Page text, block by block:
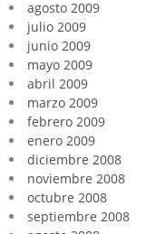
agosto 2009
julio 2009
junio 2009
mayo 2009
abril 2009
marzo 2009
febrero 2009
enero 2009
diciembre 2008
noviembre 2008
octubre 2008
septiembre 2008